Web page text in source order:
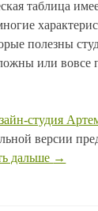
таблица
полезны
или вовсе
студия
версии
дальше →